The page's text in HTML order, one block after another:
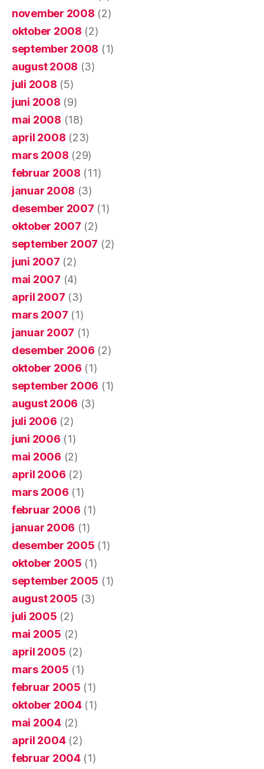
november 2008 (2)
oktober 2008 (2)
september 2008 (1)
august 2008 (3)
juli 2008 (5)
juni 2008 (9)
mai 2008 (18)
april 2008 (23)
mars 2008 (29)
februar 2008 (11)
januar 2008 (3)
desember 2007 (1)
oktober 2007 (2)
september 2007 (2)
juni 2007 (2)
mai 2007 (4)
april 2007 (3)
mars 2007 (1)
januar 2007 (1)
desember 2006 (2)
oktober 2006 (1)
september 2006 (1)
august 2006 (3)
juli 2006 (2)
juni 2006 (1)
mai 2006 (2)
april 2006 (2)
mars 2006 (1)
februar 2006 (1)
januar 2006 (1)
desember 2005 (1)
oktober 2005 (1)
september 2005 (1)
august 2005 (3)
juli 2005 (2)
mai 2005 (2)
april 2005 (2)
mars 2005 (1)
februar 2005 (1)
oktober 2004(1)
mai 2004(2)
april 2004(2)
februar 2004(1)